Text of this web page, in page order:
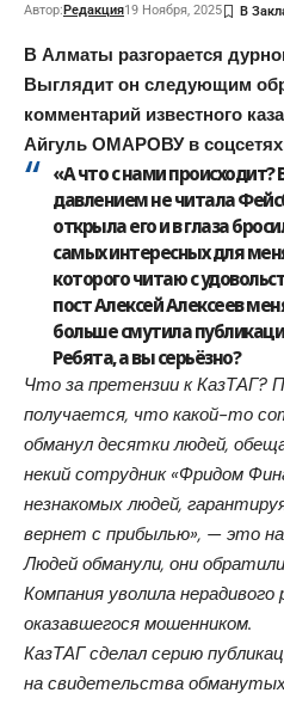
Автор:Редакция19 Ноября, 2025
В Алматы разгорается
Выглядит он следующим
комментарий известного
Айгуль ОМАРОВУ в
«А что с нами происходит?
давлением не читала
открыла его и в глаза
самых интересных для
которого читаю с
пост Алексей Алексеев
больше смутила
Ребята, а вы серьёзно?
Что за претензии к КазТАГ?
получается, что какой-то
обманул десятки людей,
некий сотрудник «Фридом
незнакомых людей,
вернет с прибылью», — это
Людей обманули, они
Компания уволила нерадивого
оказавшегося мошенником.
КазТАГ сделал серию
на свидетельства